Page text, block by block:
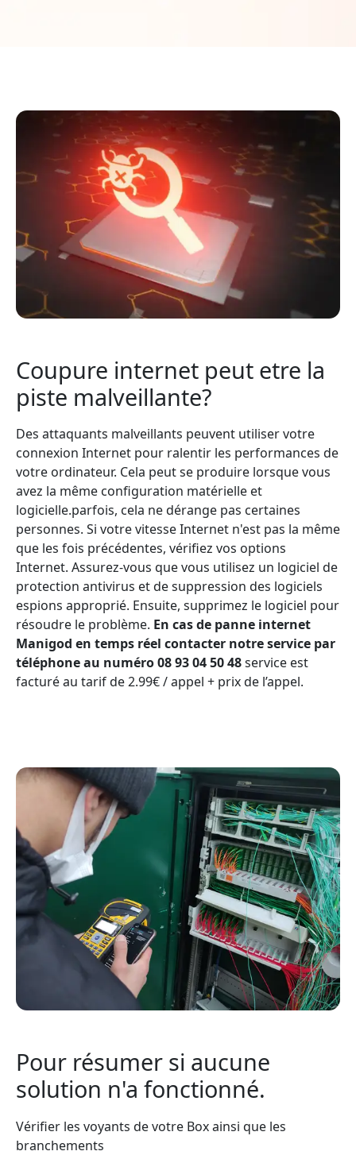
Coupure internet peut etre la
piste malveillante?
Des attaquants malveillants peuvent utiliser votre
connexion Internet pour ralentir les performances de
votre ordinateur. Cela peut se produire lorsque vous
avez la même configuration matérielle et
logicielle.parfois, cela ne dérange pas certaines
personnes. Si votre vitesse Internet n'est pas la même
que les fois précédentes, vérifiez vos options
Internet. Assurez-vous que vous utilisez un logiciel de
protection antivirus et de suppression des logiciels
espions approprié. Ensuite, supprimez le logiciel pour
résoudre le problème. En cas de panne internet
Manigod en temps réel contacter notre service par
téléphone au numéro 08 93 04 50 48service est
facturé au tarif de 2.99€ / appel + prix de l’appel.
Pour résumer si aucune
solution n'a fonctionné.
Vérifier les voyants de votre Box ainsi que les
branchements